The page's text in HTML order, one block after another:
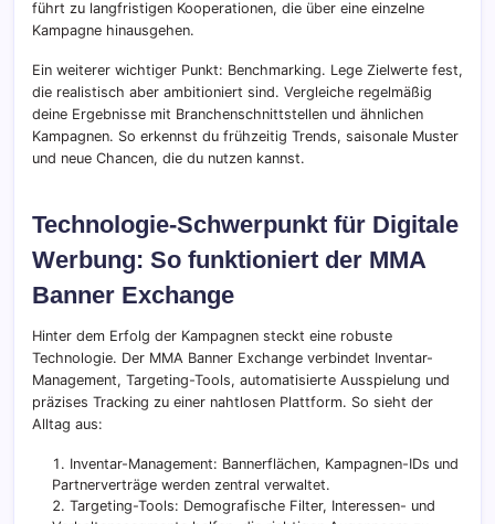
führt zu langfristigen Kooperationen, die über eine einzelne
Kampagne hinausgehen.
Ein weiterer wichtiger Punkt: Benchmarking. Lege Zielwerte fest,
die realistisch aber ambitioniert sind. Vergleiche regelmäßig
deine Ergebnisse mit Branchenschnittstellen und ähnlichen
Kampagnen. So erkennst du frühzeitig Trends, saisonale Muster
und neue Chancen, die du nutzen kannst.
Technologie-Schwerpunkt für Digitale
Werbung: So funktioniert der MMA
Banner Exchange
Hinter dem Erfolg der Kampagnen steckt eine robuste
Technologie. Der MMA Banner Exchange verbindet Inventar-
Management, Targeting-Tools, automatisierte Ausspielung und
präzises Tracking zu einer nahtlosen Plattform. So sieht der
Alltag aus:
Inventar-Management: Bannerflächen, Kampagnen-IDs und
Partnerverträge werden zentral verwaltet.
Targeting-Tools: Demografische Filter, Interessen- und